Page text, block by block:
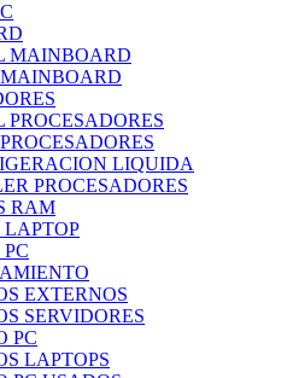
MAINBOARD
PROCESADORES
LIQUIDA
PROCESADORES
RAM
LAPTOP
EXTERNOS
SERVIDORES
PC
LAPTOPS